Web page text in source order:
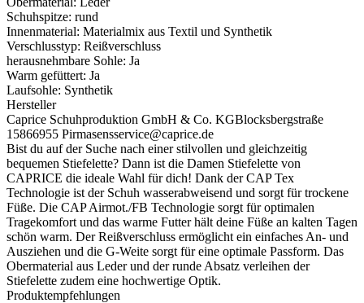
Schuhspitze: rund
Innenmaterial: Materialmix aus Textil und Synthetik
Verschlusstyp: Reißverschluss
herausnehmbare Sohle: Ja
Warm gefüttert: Ja
Laufsohle: Synthetik
Hersteller
Caprice Schuhproduktion GmbH & Co. KGBlocksbergstraße
15866955 Pirmasensservice@caprice.de
Bist du auf der Suche nach einer stilvollen und gleichzeitig
bequemen Stiefelette? Dann ist die Damen Stiefelette von
CAPRICE die ideale Wahl für dich! Dank der CAP Tex
Technologie ist der Schuh wasserabweisend und sorgt für trockene
Füße. Die CAP Airmot./FB Technologie sorgt für optimalen
Tragekomfort und das warme Futter hält deine Füße an kalten Tagen
schön warm. Der Reißverschluss ermöglicht ein einfaches An- und
Ausziehen und die G-Weite sorgt für eine optimale Passform. Das
Obermaterial aus Leder und der runde Absatz verleihen der
Stiefelette zudem eine hochwertige Optik.
Produktempfehlungen